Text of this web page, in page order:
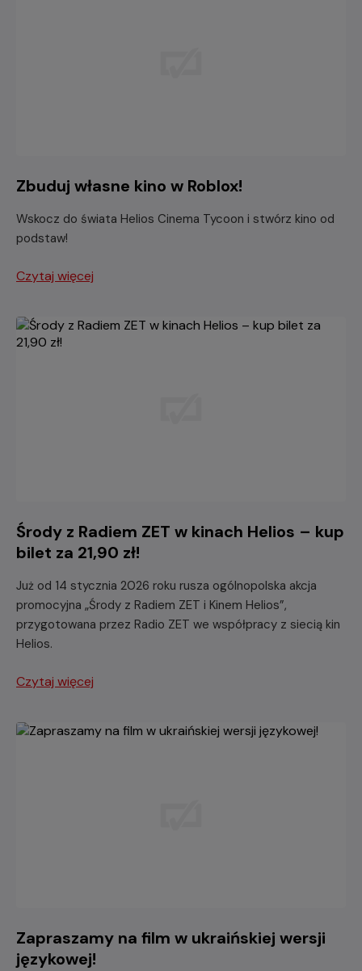
Zbuduj własne kino w Roblox!
Wskocz do świata Helios Cinema Tycoon i stwórz kino od
podstaw!
Czytaj więcej
Środy z Radiem ZET w kinach Helios – kup
bilet za 21,90 zł!
Już od 14 stycznia 2026 roku rusza ogólnopolska akcja
promocyjna „Środy z Radiem ZET i Kinem Helios”,
przygotowana przez Radio ZET we współpracy z siecią kin
Helios.
Czytaj więcej
Zapraszamy na film w ukraińskiej wersji
językowej!